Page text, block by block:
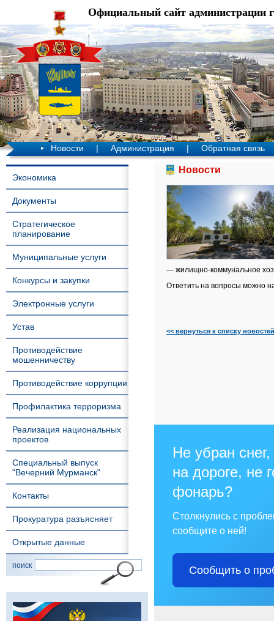
Официальный сайт администрации
Новости | Администрация | Обратная связь
Экономика
Документы
Стратегическое
планирование
Муниципальные услуги
Конкурсы и закупки
Электронные услуги
Устав
Противодействие
мошенничеству
Противодействие коррупции
Профилактика терроризма
Реализация национальных
проектов
Специальный выпуск
"Вечерний Мурманск"
Контакты
Прокуратура разъясняет
Открытые данные
поиск
Новости
— жилищно-коммунальное
Ответить на вопросы можно
<< вернуться к списку новостей
Не убран
на дороге, не
фонарь?
Столкнулись с
сообщите о ней!
Сообщить о